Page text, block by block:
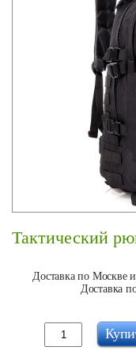
Тактический
Доставка по Москве
Доставка